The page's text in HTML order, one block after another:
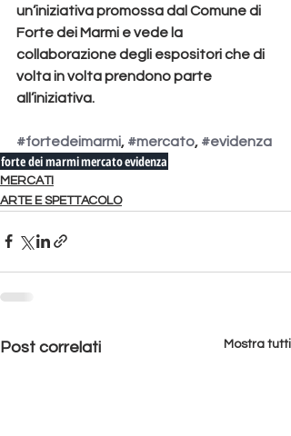
un’iniziativa promossa dal Comune di
Forte dei Marmi e vede la
collaborazione degli espositori che di
volta in volta prendono parte
all’iniziativa.
#fortedeimarmi, #mercato, #evidenza
forte dei marmimercatoevidenza
MERCATI
ARTE E SPETTACOLO
Post correlati Mostra tutti